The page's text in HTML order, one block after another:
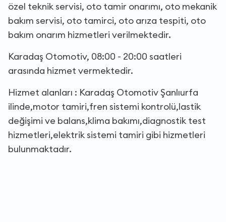
özel teknik servisi, oto tamir onarımı, oto mekanik
bakım servisi, oto tamirci, oto arıza tespiti, oto
bakım onarım hizmetleri verilmektedir.
Karadaş Otomotiv, 08:00 - 20:00 saatleri
arasında hizmet vermektedir.
Hizmet alanları : Karadaş Otomotiv Şanlıurfa
ilinde,motor tamiri,fren sistemi kontrolü,lastik
değişimi ve balans,klima bakımı,diagnostik test
hizmetleri,elektrik sistemi tamiri gibi hizmetleri
bulunmaktadır.